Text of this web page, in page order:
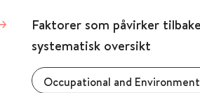
Faktorer som påvirker
systematisk oversikt
Occupational and